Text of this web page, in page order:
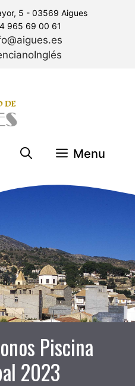
5 - 03569 Aigues
965 69 00 61
Inglés
Menu
Piscina
2023